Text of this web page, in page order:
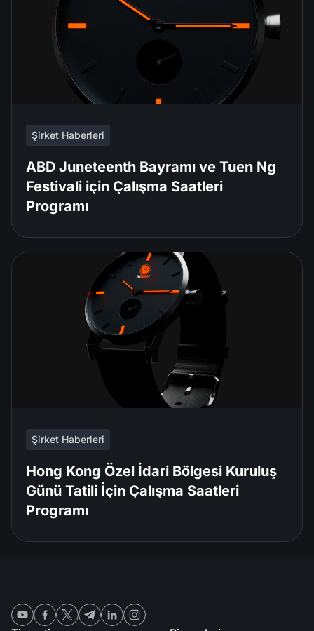
Şirket Haberleri
ABD Juneteenth Bayramı ve Tuen Ng
Festivali için Çalışma Saatleri
Programı
Şirket Haberleri
Hong Kong Özel İdari Bölgesi Kuruluş
Günü Tatili İçin Çalışma Saatleri
Programı